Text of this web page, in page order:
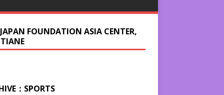
FOUNDATION ASIA CENTER,
：SPORTS